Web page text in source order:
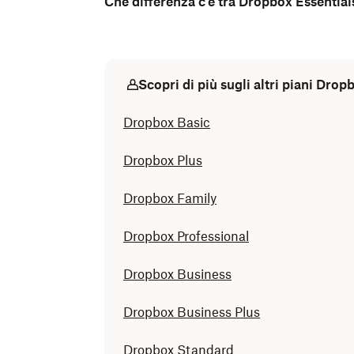
Scopri di più sugli altri piani
Dropbox Basic
Dropbox Plus
Dropbox Family
Dropbox Professional
Dropbox Business
Dropbox Business Plus
Dropbox Standard